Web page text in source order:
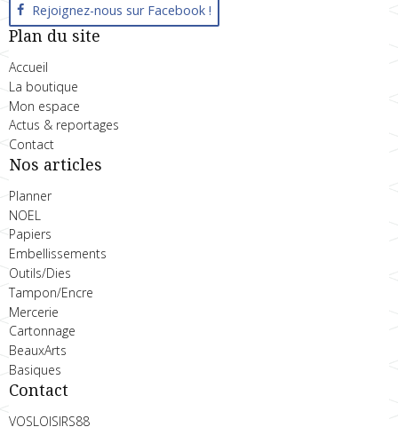
Rejoignez-nous sur Facebook !
Plan du site
Accueil
La boutique
Mon espace
Actus & reportages
Contact
Nos articles
Planner
NOEL
Papiers
Embellissements
Outils/Dies
Tampon/Encre
Mercerie
Cartonnage
BeauxArts
Basiques
Contact
VOSLOISIRS88